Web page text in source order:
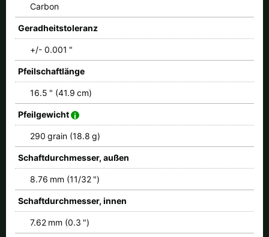
Carbon
Geradheitstoleranz
+/- 0.001 "
Pfeilschaftlänge
16.5 " (41.9 cm)
Pfeilgewicht
290 grain (18.8 g)
Schaftdurchmesser, außen
8.76 mm (11/32 ")
Schaftdurchmesser, innen
7.62 mm (0.3 ")